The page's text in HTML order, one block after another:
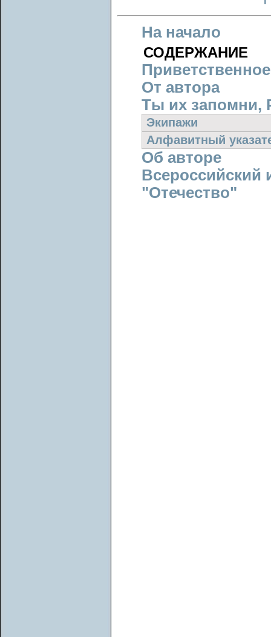
На начало
СОДЕРЖАНИЕ
От автора
Ты их запомни,
Экипажи
Алфавитный
Об авторе
"Отечество"